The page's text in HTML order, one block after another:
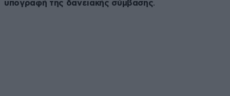
υπογραφή της δανειακής σύμβασης.